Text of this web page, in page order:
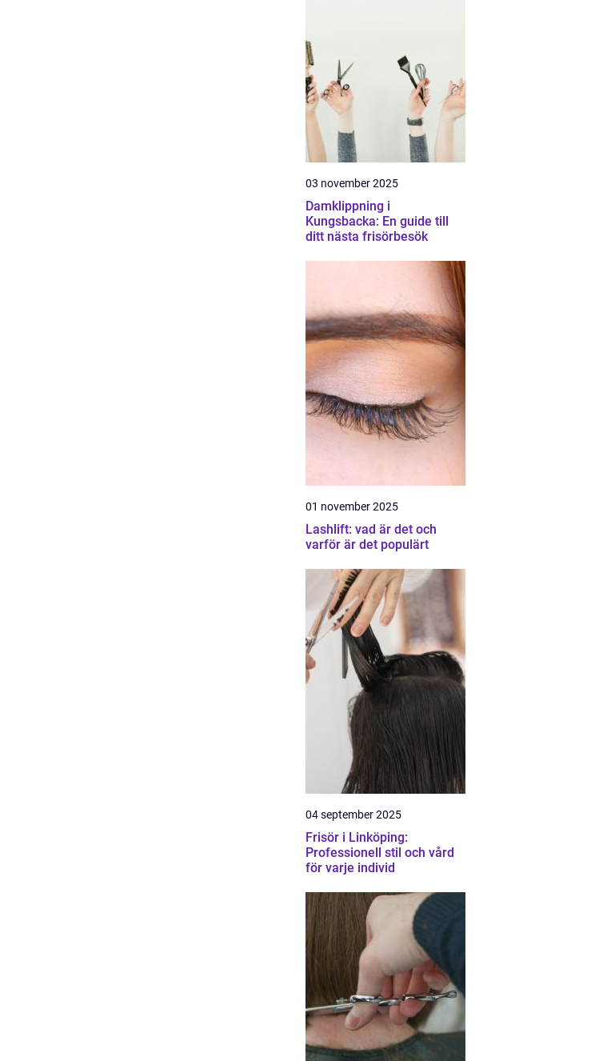
03 november 2025
Damklippning i
Kungsbacka: En guide till
ditt nästa frisörbesök
01 november 2025
Lashlift: vad är det och
varför är det populärt
04 september 2025
Frisör i Linköping:
Professionell stil och vård
för varje individ